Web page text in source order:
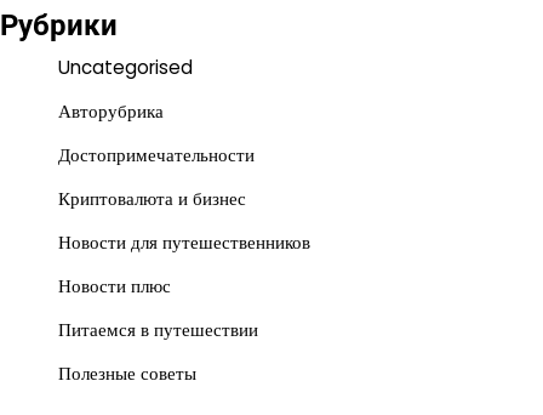
Рубрики
Uncategorised
Авторубрика
Достопримечательности
Криптовалюта и бизнес
Новости для путешественников
Новости плюс
Питаемся в путешествии
Полезные советы